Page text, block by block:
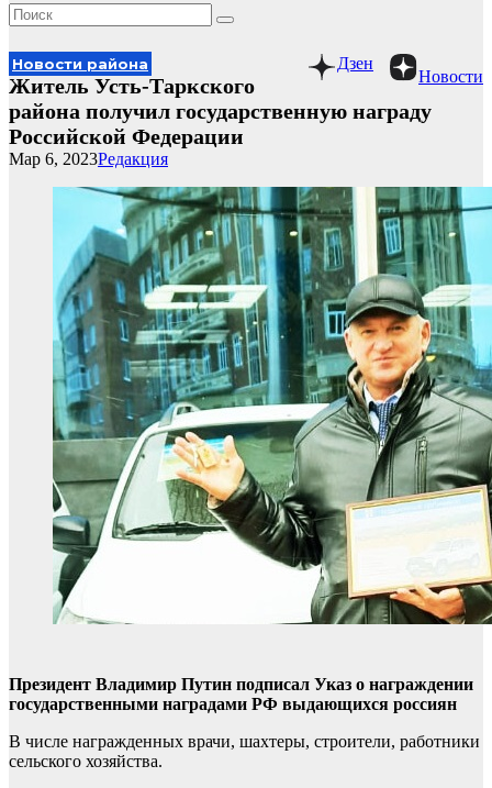
Новости
Дзен
Новости района
Житель Усть-Таркского
района получил государственную награду
Российской Федерации
Редакция
Мар 6, 2023
Президент Владимир Путин подписал Указ о награждении
государственными наградами РФ выдающихся россиян
В числе награжденных врачи, шахтеры, строители, работники
сельского хозяйства.